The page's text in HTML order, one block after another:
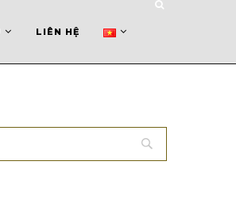
LIÊN HỆ